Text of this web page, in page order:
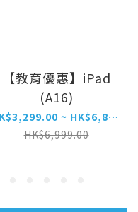
【教育優惠】iPad
(A16)
HK$3,299.00 ~ HK$6,899.00
HK$6,999.00